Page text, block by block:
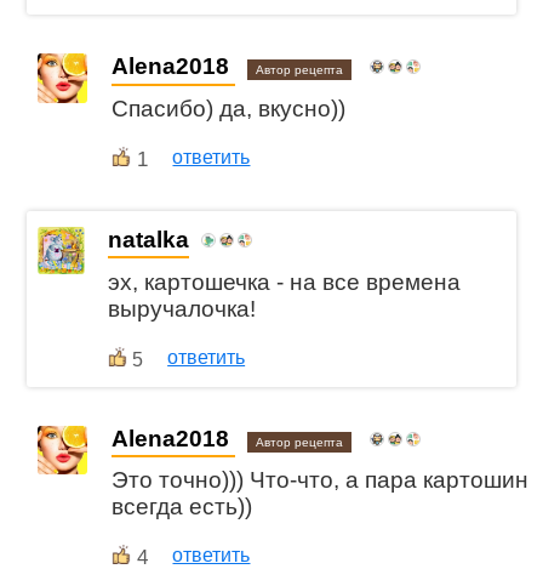
Alena2018 Автор рецепта
Спасибо) да, вкусно))
1 ответить
natalka
эх, картошечка - на все времена
выручалочка!
5 ответить
Alena2018 Автор рецепта
Это точно))) Что-что, а пара картошин
всегда есть))
4 ответить